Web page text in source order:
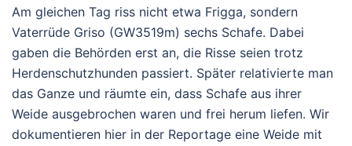
Am gleichen Tag riss nicht etwa Frigga, sondern
Vaterrüde Griso (GW3519m) sechs Schafe. Dabei
gaben die Behörden erst an, die Risse seien trotz
Herdenschutzhunden passiert. Später relativierte man
das Ganze und räumte ein, dass Schafe aus ihrer
Weide ausgebrochen waren und frei herum liefen. Wir
dokumentieren hier in der Reportage eine Weide mit